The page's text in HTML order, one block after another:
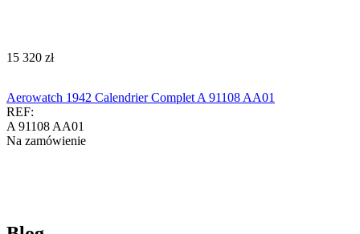
‍15 320‍ zł
Aerowatch 1942 Calendrier Complet A 91108 AA01
REF:
A 91108 AA01
Na zamówienie